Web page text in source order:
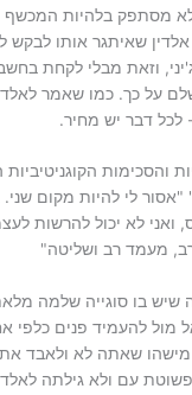
מסתפק בלהיות המכשף
אלדין שאיתגר אותו לבקש
וזאת מבלי לקחת
על כך. כמו שאמר
דבר יש מחיר.
והסכימות הקוגניטיביות
"אסור לי להיות מקום
ואני לא יכול להרשות
מעמד רב ושליטה"
שיש בו סוגייה שלמה
מול להעמיד פנים כלפי
שאתה לא ולאבד את
עם ולא גילתה